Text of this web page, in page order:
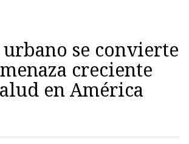
se convierte
creciente
en América